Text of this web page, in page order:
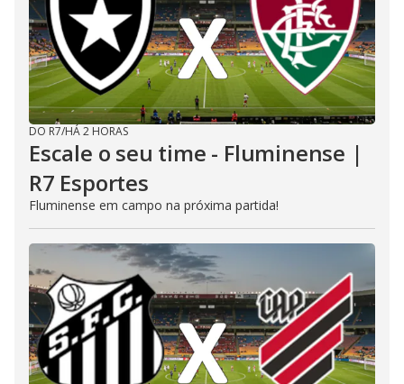
DO R7/HÁ 2 HORAS
Escale o seu time - Fluminense |
R7 Esportes
Fluminense em campo na próxima partida!